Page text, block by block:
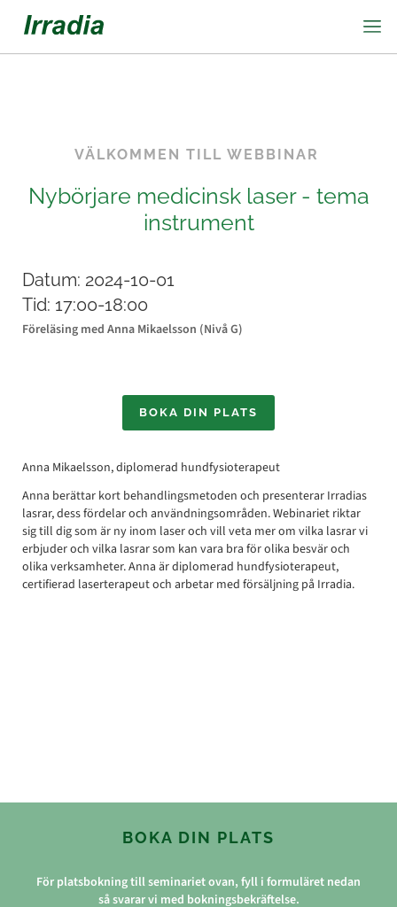
VÄLKOMMEN TILL WEBBINAR
Nybörjare medicinsk laser - tema
instrument
Datum: 2024-10-01
Tid: 17:00-18:00
Föreläsing med Anna Mikaelsson (Nivå G)
BOKA DIN PLATS
Anna Mikaelsson, diplomerad hundfysioterapeut
Anna berättar kort behandlingsmetoden och presenterar Irradias
lasrar, dess fördelar och användningsområden. Webinariet riktar
sig till dig som är ny inom laser och vill veta mer om vilka lasrar vi
erbjuder och vilka lasrar som kan vara bra för olika besvär och
olika verksamheter. Anna är diplomerad hundfysioterapeut,
certifierad laserterapeut och arbetar med försäljning på Irradia.
BOKA DIN PLATS
För platsbokning till seminariet ovan, fyll i formuläret nedan
så svarar vi med bokningsbekräftelse.